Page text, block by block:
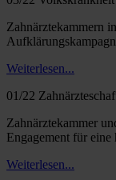
Zahnärztekammern
Weiterlesen...
01/22
Zahnärztekammer
Engagement für
Weiterlesen...